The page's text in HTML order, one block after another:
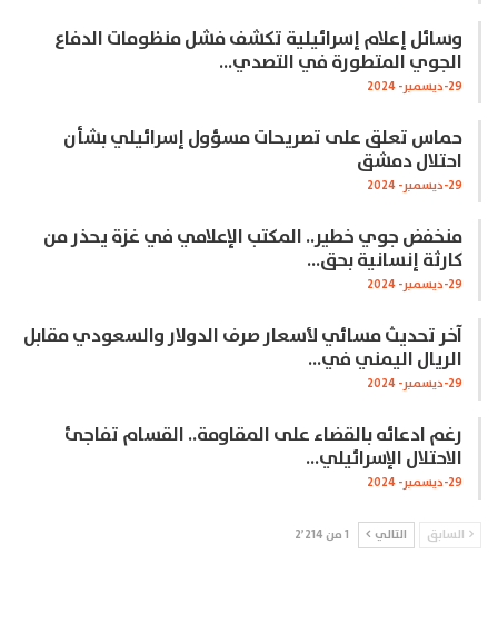
وسائل إعلام إسرائيلية تكشف فشل منظومات الدفاع
الجوي المتطورة في التصدي…
29-ديسمبر- 2024
حماس تعلق على تصريحات مسؤول إسرائيلي بشأن
احتلال دمشق
29-ديسمبر- 2024
منخفض جوي خطير.. المكتب الإعلامي في غزة يحذر من
كارثة إنسانية بحق…
29-ديسمبر- 2024
آخر تحديث مسائي لأسعار صرف الدولار والسعودي مقابل
الريال اليمني في…
29-ديسمبر- 2024
رغم ادعائه بالقضاء على المقاومة.. القسام تفاجئ
الاحتلال الإسرائيلي…
29-ديسمبر- 2024
السابق التالي 1 من 2٬214